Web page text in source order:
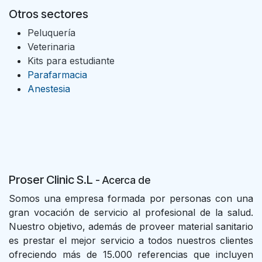
Otros sectores
Peluquería
Veterinaria
Kits para estudiante
Parafarmacia
Anestesia
Proser Clinic S.L - Acerca de
Somos una empresa formada por personas con una
gran vocación de servicio al profesional de la salud.
Nuestro objetivo, además de proveer material sanitario
es prestar el mejor servicio a todos nuestros clientes
ofreciendo más de 15.000 referencias que incluyen